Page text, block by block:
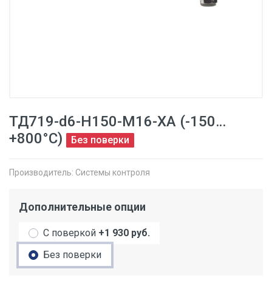
ТД719-d6-H150-M16-ХА (-150…
+800°С)
Без поверки
Производитель: Системы контроля
Дополнительные опции
С поверкой +1 930 руб.
Без поверки